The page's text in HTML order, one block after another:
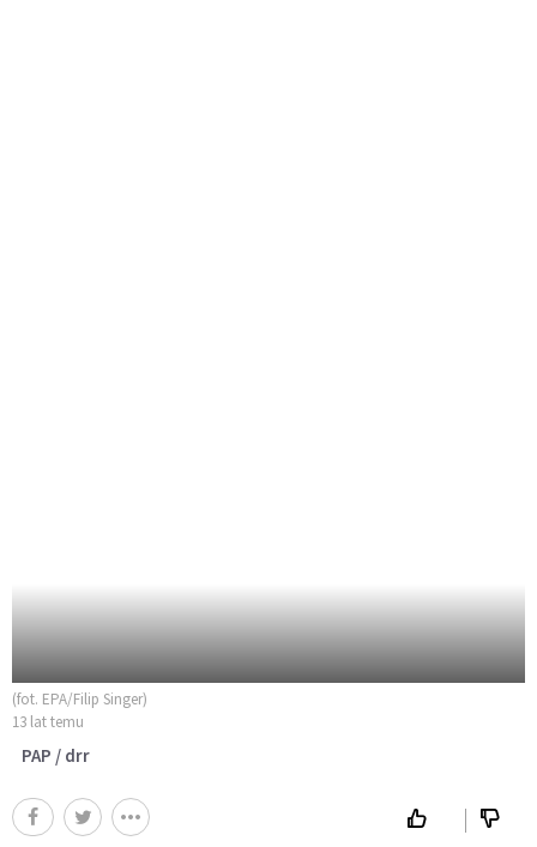
(fot. EPA/Filip Singer)
13 lat temu
PAP / drr